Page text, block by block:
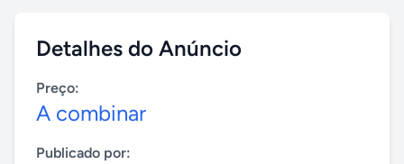
Detalhes do Anúncio
Preço:
A combinar
Publicado por: